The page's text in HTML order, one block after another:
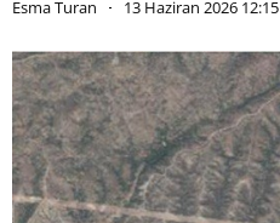
Esma Turan 13 Haziran 2026 12:15